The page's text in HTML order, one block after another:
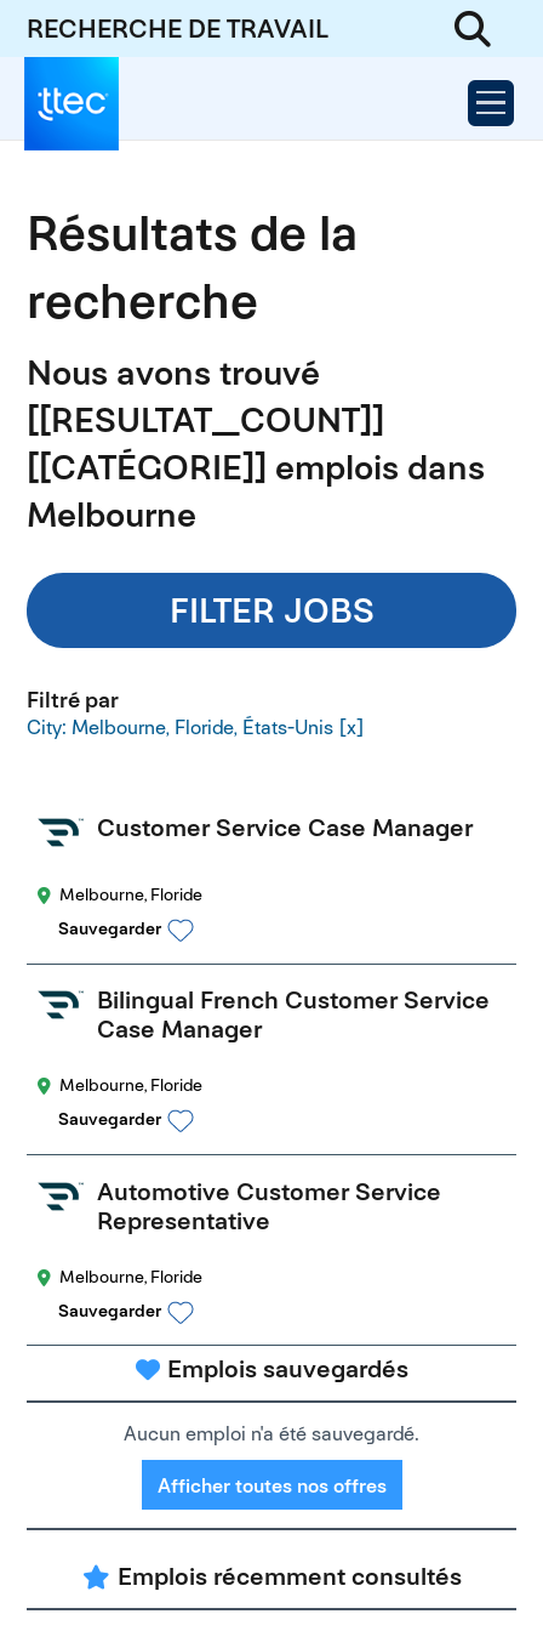
RECHERCHE DE TRAVAIL
Résultats de la
recherche
Nous avons trouvé
[[RESULTAT_COUNT]]
[[CATÉGORIE]] emplois dans
Melbourne
FILTER JOBS
Filtré par
City: Melbourne, Floride, États-Unis
Customer Service Case Manager
Melbourne, Floride
Sauvegarder
Bilingual French Customer Service
Case Manager
Melbourne, Floride
Sauvegarder
Automotive Customer Service
Representative
Melbourne, Floride
Sauvegarder
Emplois sauvegardés
Aucun emploi n'a été sauvegardé.
Afficher toutes nos offres
Emplois récemment consultés